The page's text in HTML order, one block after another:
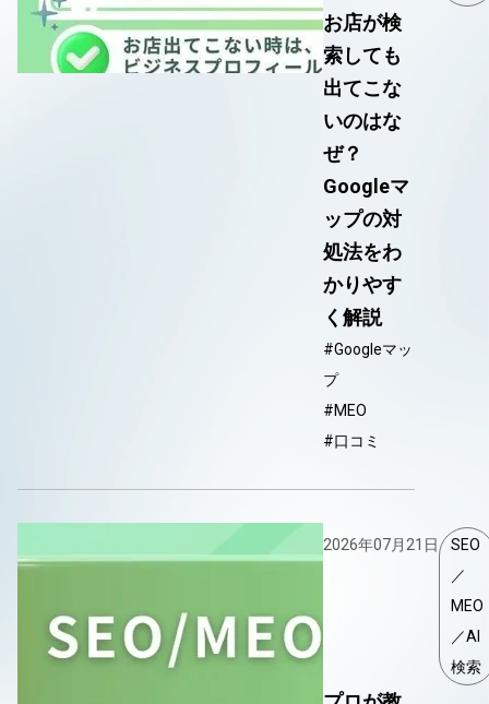
お店が検
索しても
出てこな
いのはな
ぜ？
Googleマ
ップの対
処法をわ
かりやす
く解説
#Googleマッ
プ
#MEO
#口コミ
2026年07月21日
SEO
／
MEO
／AI
検索